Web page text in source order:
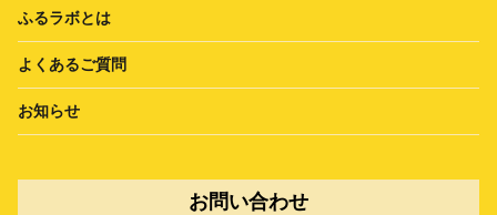
ふるラボとは
よくあるご質問
お知らせ
お問い合わせ